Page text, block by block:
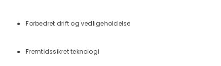
● Forbedret drift og vedligeholdelse
● Fremtidssikret teknologi